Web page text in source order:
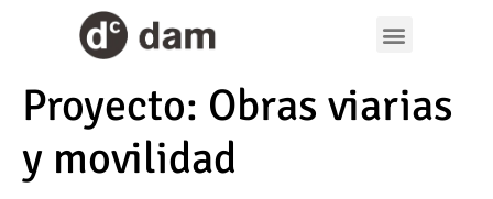
Proyecto: Obras viarias
y movilidad